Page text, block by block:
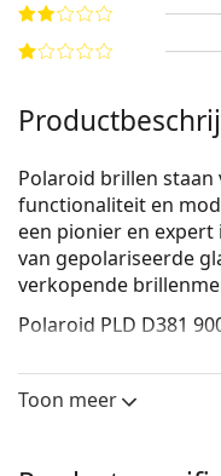
Polaroid brillen
functionaliteit en
een pionier en
van gepolariseerde
verkopende
Polaroid PLD D381
functie van Lentiamo.
Toon meer